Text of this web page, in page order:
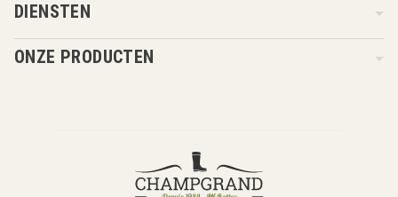
DIENSTEN
ONZE PRODUCTEN